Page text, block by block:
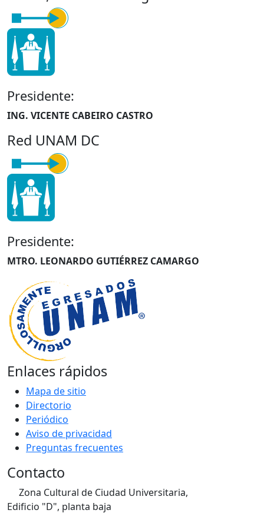
Presidente:
ING. VICENTE CABEIRO CASTRO
Red UNAM DC
Presidente:
MTRO. LEONARDO GUTIÉRREZ CAMARGO
Enlaces rápidos
Mapa de sitio
Directorio
Periódico
Aviso de privacidad
Preguntas frecuentes
Contacto
Zona Cultural de Ciudad Universitaria,
Edificio "D", planta baja